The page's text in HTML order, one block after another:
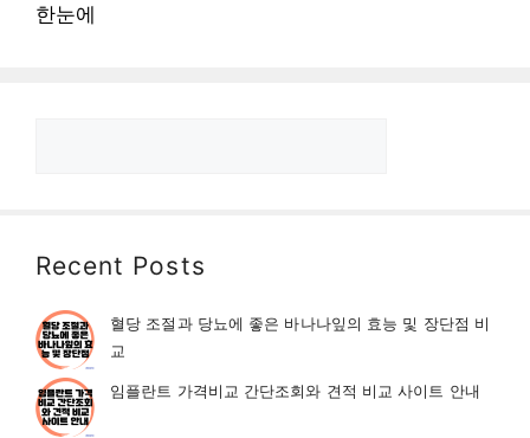
한눈에
Recent Posts
혈당 조절과 당뇨에 좋은 바나나잎의 효능 및 장단점 비
교
임플란트 가격비교 간단조회와 견적 비교 사이트 안내